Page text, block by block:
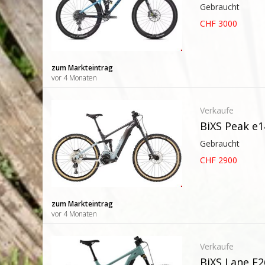
Gebraucht
CHF 3000
zum Markteintrag
vor 4 Monaten
Verkaufe
BiXS Peak
Gebraucht
CHF 2900
zum Markteintrag
vor 4 Monaten
Verkaufe
BiXS Lane